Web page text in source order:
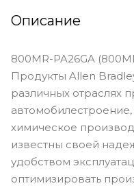
Описание
800MR-PA26GA
Продукты Allen
различных отраслях
химическое
известны своей
удобством
оптимизировать